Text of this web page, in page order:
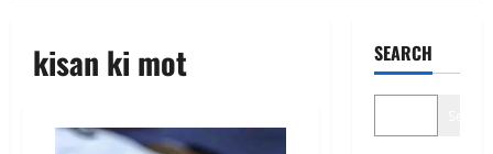
kisan ki mot SEARCH